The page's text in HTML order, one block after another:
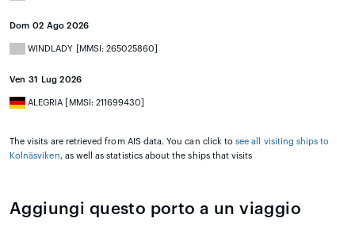
Dom 02 Ago 2026
WINDLADY [MMSI: 265025860]
Ven 31 Lug 2026
ALEGRIA [MMSI: 211699430]
The visits are retrieved from AIS data. You can click tosee all visiting ships to
Kolnäsviken, as well as statistics about the ships that visits
Aggiungi questo porto a un viaggio